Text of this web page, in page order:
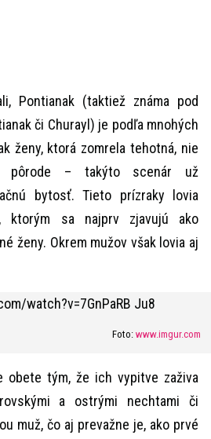
Pontianak (taktiež známa pod
či Churayl) je podľa mnohých
ženy, ktorá zomrela tehotná, nie
pôrode – takýto scenár už
bytosť. Tieto prízraky lovia
ktorým sa najprv zjavujú ako
ženy. Okrem mužov však lovia aj
Foto: www.imgur.com
obete tým, že ich vypitve zaživa
a ostrými nechtami či
muž, čo aj prevažne je, ako prvé